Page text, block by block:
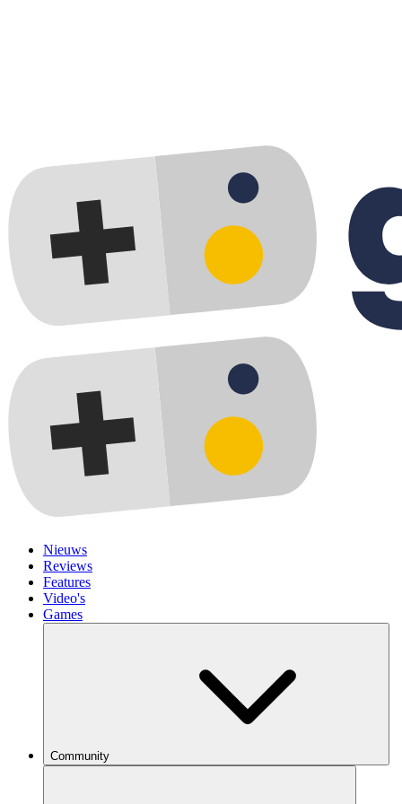
Nieuws
Reviews
Features
Video's
Games
Community